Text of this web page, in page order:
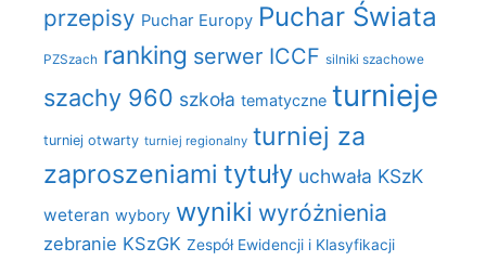
przepisy Puchar Europy Puchar Świata
PZSzach ranking serwer ICCF silniki szachowe
szachy 960 szkoła tematyczne turnieje
turniej otwarty turniej regionalny turniej za
zaproszeniami tytuły uchwała KSzK
weteran wybory wyniki wyróżnienia
zebranie KSzGK Zespół Ewidencji i Klasyfikacji